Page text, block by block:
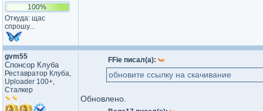
100%
Откуда: щас
спрошу...
gvm55
Спонсор Клуба
Реставратор Клуба,
Uploader 100+,
Сталкер
FFie писал(а):
обновите ссылку на скачивание
Обновлено.